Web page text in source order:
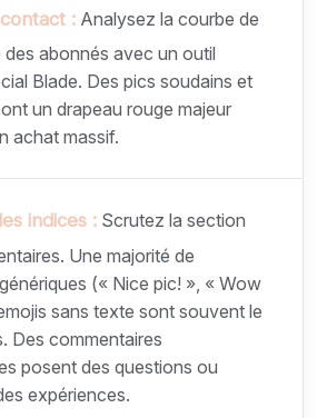
: Analysez la courbe de
abonnés avec un outil
Blade. Des pics soudains et
un drapeau rouge majeur
achat massif.
indices : Scrutez la section
Une majorité de
(« Nice pic! », « Wow
sans texte sont souvent le
Des commentaires
posent des questions ou
expériences.